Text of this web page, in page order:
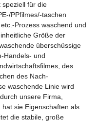
speziell für die
PPfilmes/-taschen
Prozess waschend und
Größe der
überschüssige
Handels- und
des
des Nach-
waschende Linie wird
unsere Firma,
sie Eigenschaften als
die stabile, große